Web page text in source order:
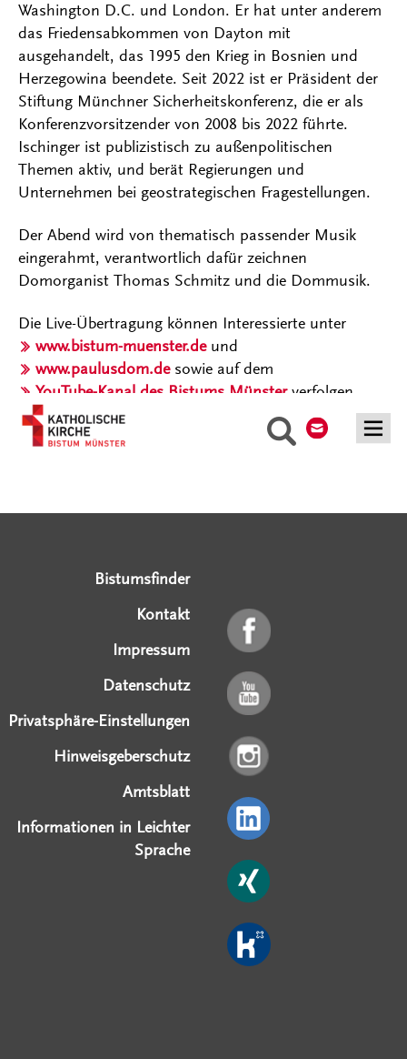
Suche
Washington D.C. und London. Er hat unter anderem
das Friedensabkommen von Dayton mit
ausgehandelt, das 1995 den Krieg in Bosnien und
Herzegowina beendete. Seit 2022 ist er Präsident der
Stiftung Münchner Sicherheitskonferenz, die er als
Konferenzvorsitzender von 2008 bis 2022 führte.
Ischinger ist publizistisch zu außenpolitischen
Themen aktiv, und berät Regierungen und
Unternehmen bei geostrategischen Fragestellungen.
Der Abend wird von thematisch passender Musik
eingerahmt, verantwortlich dafür zeichnen
Domorganist Thomas Schmitz und die Dommusik.
Die Live-Übertragung können Interessierte unter
www.bistum-muenster.deund
www.paulusdom.desowie auf dem
YouTube-Kanal des Bistums Münsterverfolgen.
Bistumsfinder
Kontakt
Impressum
Datenschutz
Privatsphäre-Einstellungen
Hinweisgeberschutz
Amtsblatt
Informationen in Leichter
Sprache